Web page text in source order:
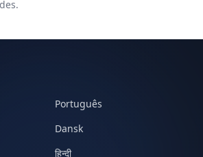
Português
Dansk
हिन्दी